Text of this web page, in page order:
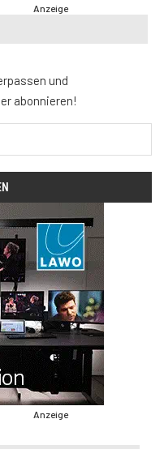
Anzeige
und
abonnieren!
Anzeige